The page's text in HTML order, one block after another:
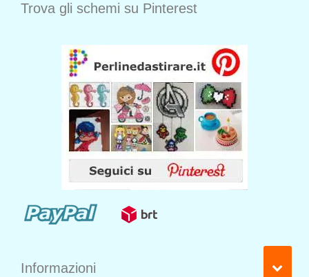
Trova gli schemi su Pinterest
Informazioni